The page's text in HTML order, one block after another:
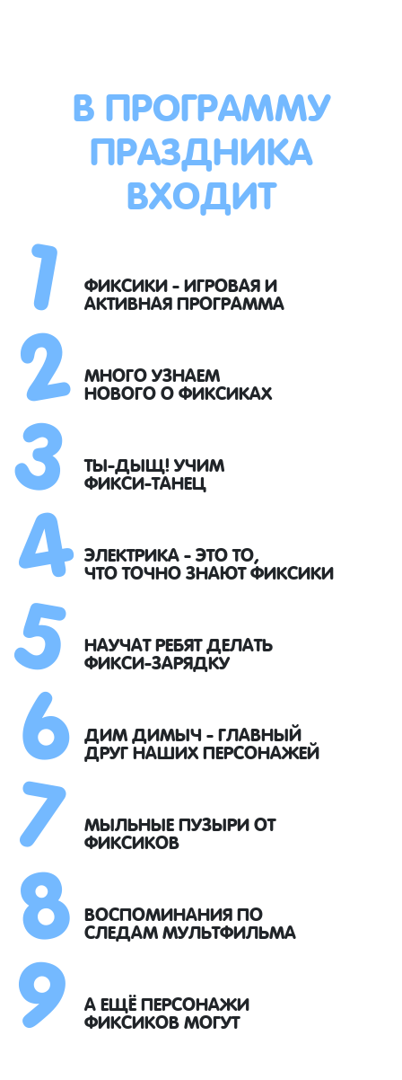
В ПРОГРАММУ
ПРАЗДНИКА
ВХОДИТ
ФИКСИКИ - ИГРОВАЯ И
АКТИВНАЯ ПРОГРАММА
МНОГО УЗНАЕМ
НОВОГО О ФИКСИКАХ
ТЫ-ДЫЩ! УЧИМ
ФИКСИ-ТАНЕЦ
ЭЛЕКТРИКА - ЭТО ТО,
ЧТО ТОЧНО ЗНАЮТ ФИКСИКИ
НАУЧАТ РЕБЯТ ДЕЛАТЬ
ФИКСИ-ЗАРЯДКУ
ДИМ ДИМЫЧ - ГЛАВНЫЙ
ДРУГ НАШИХ ПЕРСОНАЖЕЙ
МЫЛЬНЫЕ ПУЗЫРИ ОТ
ФИКСИКОВ
ВОСПОМИНАНИЯ ПО
СЛЕДАМ МУЛЬТФИЛЬМА
А ЕЩЁ ПЕРСОНАЖИ
ФИКСИКОВ МОГУТ